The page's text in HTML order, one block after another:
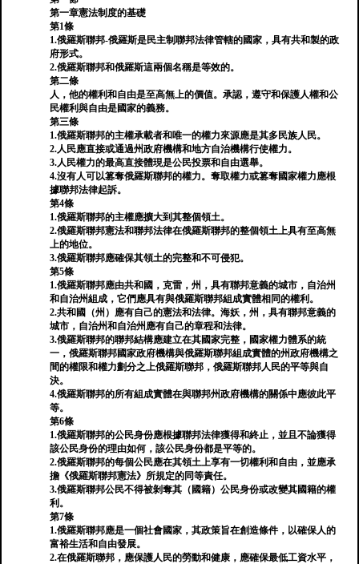
第一章憲法制度的基礎
第1條
1.俄羅斯聯邦-俄羅斯是民主制聯邦法律管轄的國家，具有共和製的政
府形式。
2.俄羅斯聯邦和俄羅斯這兩個名稱是等效的。
第二條
人，他的權利和自由是至高無上的價值。承認，遵守和保護人權和公
民權利與自由是國家的義務。
第三條
1.俄羅斯聯邦的主權承載者和唯一的權力來源應是其多民族人民。
2.人民應直接或通過州政府機構和地方自治機構行使權力。
3.人民權力的最高直接體現是公民投票和自由選舉。
4.沒有人可以篡奪俄羅斯聯邦的權力。奪取權力或篡奪國家權力應根
據聯邦法律起訴。
第4條
1.俄羅斯聯邦的主權應擴大到其整個領土。
2.俄羅斯聯邦憲法和聯邦法律在俄羅斯聯邦的整個領土上具有至高無
上的地位。
3.俄羅斯聯邦應確保其領土的完整和不可侵犯。
第5條
1.俄羅斯聯邦應由共和國，克雷，州，具有聯邦意義的城市，自治州
和自治州組成，它們應具有與俄羅斯聯邦組成實體相同的權利。
2.共和國（州）應有自己的憲法和法律。海妖，州，具有聯邦意義的
城市，自治州和自治州應有自己的章程和法律。
3.俄羅斯聯邦的聯邦結構應建立在其國家完整，國家權力體系的統
一，俄羅斯聯邦國家政府機構與俄羅斯聯邦組成實體的州政府機構之
間的權限和權力劃分之上俄羅斯聯邦，俄羅斯聯邦人民的平等與自
決。
4.俄羅斯聯邦的所有組成實體在與聯邦州政府機構的關係中應彼此平
等。
第6條
1.俄羅斯聯邦的公民身份應根據聯邦法律獲得和終止，並且不論獲得
該公民身份的理由如何，該公民身份都是平等的。
2.俄羅斯聯邦的每個公民應在其領土上享有一切權利和自由，並應承
擔《俄羅斯聯邦憲法》所規定的同等責任。
3.俄羅斯聯邦公民不得被剝奪其（國籍）公民身份或改變其國籍的權
利。
第7條
1.俄羅斯聯邦應是一個社會國家，其政策旨在創造條件，以確保人的
富裕生活和自由發展。
2.在俄羅斯聯邦，應保護人民的勞動和健康，應確保最低工資水平，